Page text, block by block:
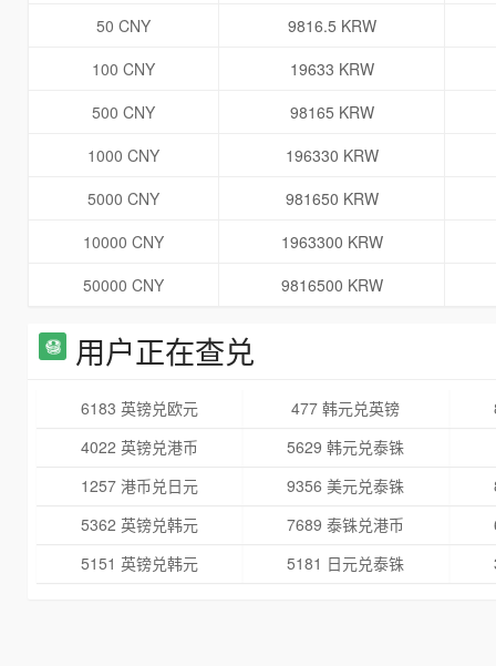
50 CNY
9816.5 KRW
100 CNY
19633 KRW
500 CNY
98165 KRW
1000 CNY
196330 KRW
5000 CNY
981650 KRW
10000 CNY
1963300 KRW
50000 CNY
9816500 KRW
用户正在查兑
6183 英镑兑欧元 477 韩元兑英镑
4022 英镑兑港币
5629 韩元兑泰铢
1257 港币兑日元
9356 美元兑泰铢
5362 英镑兑韩元
7689 泰铢兑港币
5151 英镑兑韩元
5181 日元兑泰铢